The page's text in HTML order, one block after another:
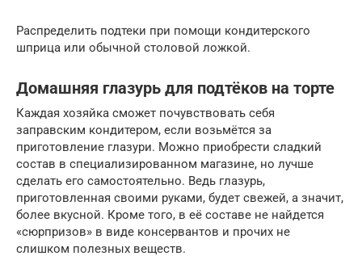
Распределить подтеки при помощи кондитерского
шприца или обычной столовой ложкой.
Домашняя глазурь для подтёков на торте
Каждая хозяйка сможет почувствовать себя
заправским кондитером, если возьмётся за
приготовление глазури. Можно приобрести сладкий
состав в специализированном магазине, но лучше
сделать его самостоятельно. Ведь глазурь,
приготовленная своими руками, будет свежей, а значит,
более вкусной. Кроме того, в её составе не найдется
«сюрпризов» в виде консервантов и прочих не
слишком полезных веществ.